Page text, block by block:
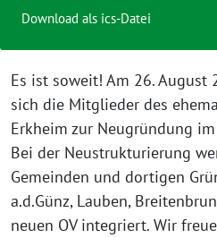
Es ist soweit! Am 26.
sich die Mitglieder des
Erkheim zur Neugründung
Bei der Neustrukturierung
Gemeinden und dortigen
a.d.Günz, Lauben,
neuen OV integriert. Wir
Download als ics-Datei